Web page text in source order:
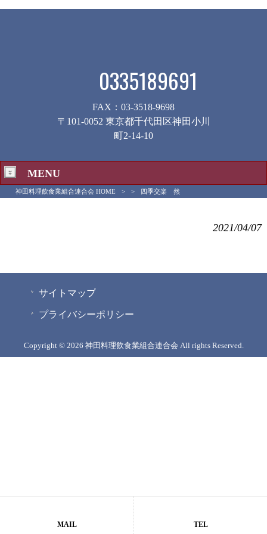
0335189691
FAX：03-3518-9698
〒101-0052 東京都千代田区神田小川
町2-14-10
MENU
神田料理飲食業組合連合会 HOME > > 四季交楽 然
2021/04/07
サイトマップ
プライバシーポリシー
Copyright © 2026 神田料理飲食業組合連合会 All rights Reserved.
MAIL TEL